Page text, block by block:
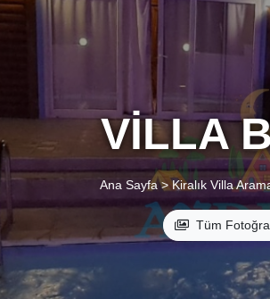
VILLA
Ana Sayfa > Kiralık Villa
Tüm